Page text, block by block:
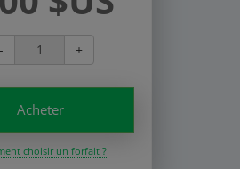
- +
Acheter
choisir un forfait ?